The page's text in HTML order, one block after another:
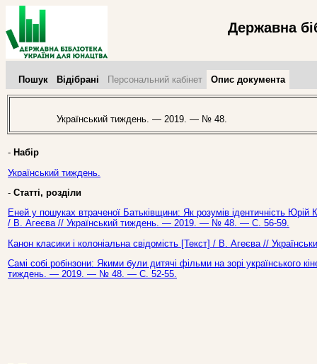
Державна
Пошук Відібрані Персональний кабінет Опис документа
Український тиждень. — 2019. — № 48.
- Набір
Український тиждень.
- Статті, розділи
Еней у пошуках втраченої Батьківщини: Як розумів ідентичність
/ В. Агеєва // Український тиждень. — 2019. — № 48. — С. 56-59.
Канон класики і колоніальна свідомість [Текст] / В. Агеєва //
Самі собі робінзони: Якими були дитячі фільми на зорі українського
тиждень. — 2019. — № 48. — С. 52-55.